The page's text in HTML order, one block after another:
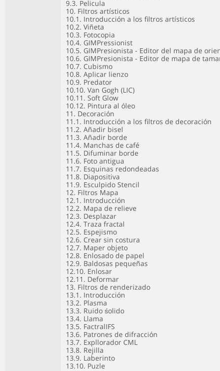
9.3. Pelicula
10. Filtros artísticos
10.1. Introducción a los filtros artísticos
10.2. Viñeta
10.3. Fotocopia
10.4. GIMPressionist
10.5. GIMPresionista - Editor del mapa de
10.6. GIMPresionista - Editor de mapa de
10.7. Cubismo
10.8. Aplicar lienzo
10.9. Predator
10.10. Van Gogh (LIC)
10.11. Soft Glow
10.12. Pintura al óleo
11. Decoración
11.1. Introducción a los filtros de decoración
11.2. Añadir bisel
11.3. Añadir borde
11.4. Manchas de café
11.5. Difuminar borde
11.6. Foto antigua
11.7. Esquinas redondeadas
11.8. Diapositiva
11.9. Esculpido Stencil
12. Filtros Mapa
12.1. Introducción
12.2. Mapa de relieve
12.3. Desplazar
12.4. Traza fractal
12.5. Espejismo
12.6. Crear sin costura
12.7. Maper objeto
12.8. Enlosado de papel
12.9. Baldosas pequeñas
12.10. Enlosar
12.11. Deformar
13. Filtros de renderizado
13.1. Introducción
13.2. Plasma
13.3. Ruido śolido
13.4. Llama
13.5. FactralIFS
13.6. Patrones de difracción
13.7. Expllorador CML
13.8. Rejilla
13.9. Laberinto
13.10. Puzle